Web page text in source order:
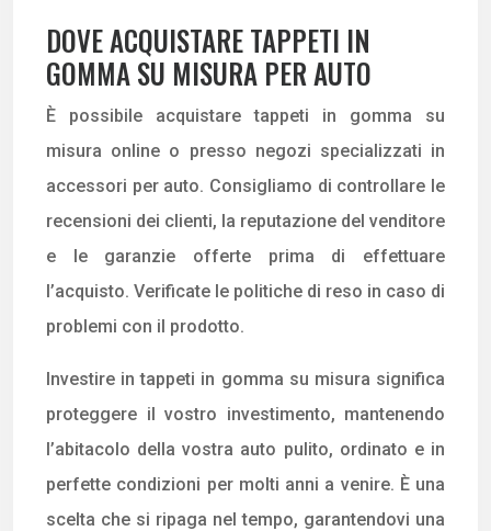
DOVE ACQUISTARE TAPPETI IN
GOMMA SU MISURA PER AUTO
È possibile acquistare tappeti in gomma su
misura online o presso negozi specializzati in
accessori per auto. Consigliamo di controllare le
recensioni dei clienti, la reputazione del venditore
e le garanzie offerte prima di effettuare
l’acquisto. Verificate le politiche di reso in caso di
problemi con il prodotto.
Investire in tappeti in gomma su misura significa
proteggere il vostro investimento, mantenendo
l’abitacolo della vostra auto pulito, ordinato e in
perfette condizioni per molti anni a venire. È una
scelta che si ripaga nel tempo, garantendovi una